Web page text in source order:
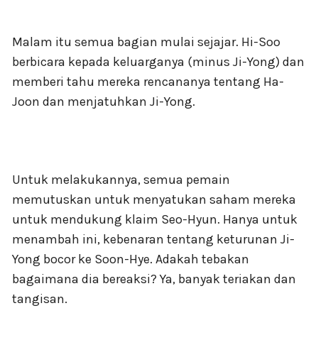
Malam itu semua bagian mulai sejajar. Hi-Soo
berbicara kepada keluarganya (minus Ji-Yong) dan
memberi tahu mereka rencananya tentang Ha-
Joon dan menjatuhkan Ji-Yong.
Untuk melakukannya, semua pemain
memutuskan untuk menyatukan saham mereka
untuk mendukung klaim Seo-Hyun. Hanya untuk
menambah ini, kebenaran tentang keturunan Ji-
Yong bocor ke Soon-Hye. Adakah tebakan
bagaimana dia bereaksi? Ya, banyak teriakan dan
tangisan.